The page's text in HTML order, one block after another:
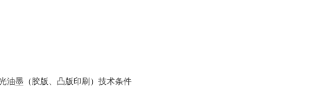
油墨（胶版、凸版印刷）技术条件